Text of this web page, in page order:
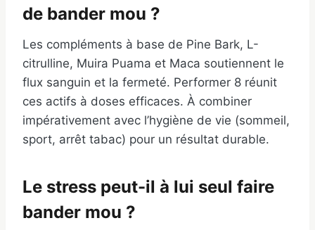
de bander mou ?
Les compléments à base de Pine Bark, L-
citrulline, Muira Puama et Maca soutiennent le
flux sanguin et la fermeté. Performer 8 réunit
ces actifs à doses efficaces. À combiner
impérativement avec l’hygiène de vie (sommeil,
sport, arrêt tabac) pour un résultat durable.
Le stress peut-il à lui seul faire
bander mou ?